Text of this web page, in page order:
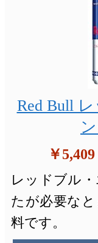
Red Bull
￥
レッドブル
たが必要な
料です。